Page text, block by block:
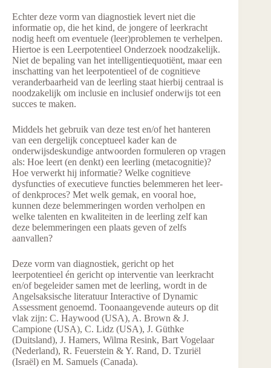
Echter deze vorm van diagnostiek levert niet die
informatie op, die het kind, de jongere of leerkracht
nodig heeft om eventuele (leer)problemen te verhelpen.
Hiertoe is een Leerpotentieel Onderzoek noodzakelijk.
Niet de bepaling van het intelligentiequotiënt, maar een
inschatting van het leerpotentieel of de cognitieve
veranderbaarheid van de leerling staat hierbij centraal is
noodzakelijk om inclusie en inclusief onderwijs tot een
succes te maken.
Middels het gebruik van deze test en/of het hanteren
van een dergelijk conceptueel kader kan de
onderwijsdeskundige antwoorden formuleren op vragen
als: Hoe leert (en denkt) een leerling (metacognitie)?
Hoe verwerkt hij informatie? Welke cognitieve
dysfuncties of executieve functies belemmeren het leer-
of denkproces? Met welk gemak, en vooral hoe,
kunnen deze belemmeringen worden verholpen en
welke talenten en kwaliteiten in de leerling zelf kan
deze belemmeringen een plaats geven of zelfs
aanvallen?
Deze vorm van diagnostiek, gericht op het
leerpotentieel én gericht op interventie van leerkracht
en/of begeleider samen met de leerling, wordt in de
Angelsaksische literatuur Interactive of Dynamic
Assessment genoemd. Toonaangevende auteurs op dit
vlak zijn: C. Haywood (USA), A. Brown & J.
Campione (USA), C. Lidz (USA), J. Güthke
(Duitsland), J. Hamers, Wilma Resink, Bart Vogelaar
(Nederland), R. Feuerstein & Y. Rand, D. Tzuriël
(Israël) en M. Samuels (Canada).